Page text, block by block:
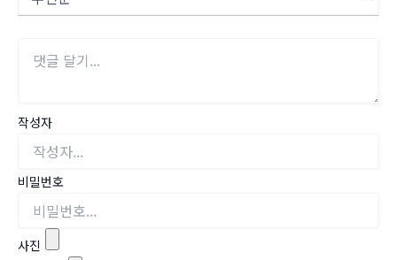
작성자
비밀번호
사진